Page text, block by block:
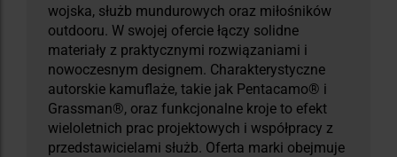
wojska, służb mundurowych oraz miłośników
outdooru. W swojej ofercie łączy solidne
materiały z praktycznymi rozwiązaniami i
nowoczesnym designem. Charakterystyczne
autorskie kamuflaże, takie jak Pentacamo® i
Grassman®, oraz funkcjonalne kroje to efekt
wieloletnich prac projektowych i współpracy z
przedstawicielami służb. Oferta marki obejmuje